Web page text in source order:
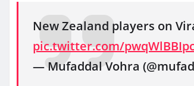
New Zealand players on
pic.twitter.com/pwqWlBBIpc
— Mufaddal Vohra